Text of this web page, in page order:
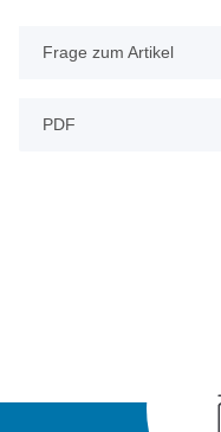
Frage zum Artikel
PDF